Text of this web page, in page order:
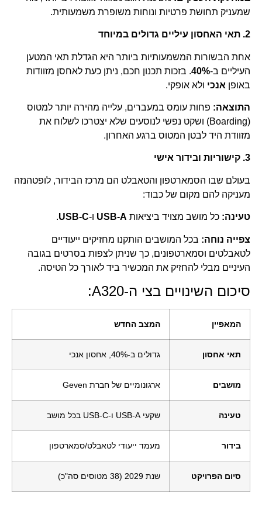
שמעניק תחושת פרטיות ונוחות משופרת משמעותית.
2. תאי האחסון עיליים גדולים במיוחד
אחת הבשורות המשמעותיות ביותר היא הגדלת תאי המטען
העיליים ב-40%. בזכות תכנון חכם, ניתן כעת לאחסן מזוודות
באופן אנכי ולא אופקי.
התוצאה: פחות עומס במעברים, עלייה מהירה יותר למטוס
(Boarding) ושקט נפשי לנוסעים שלא יצטרכו לשלוח את
מזוודת היד לבטן המטוס ברגע האחרון.
3. קישוריות ובידור אישי
בעולם שבו הסמארטפון והטאבלט הם מרכז הבידור, לופטהנזה
מעניקה להם מקום של כבוד:
טעינה: כל מושב מצויד ביציאות USB-A ו-USB-C
.
צפייה נוחה: בכל המושבים הותקנו מחזיקים ייעודיים
לטאבלטים וסמארטפונים, כך שניתן לצפות בסרטים בגובה
העיניים מבלי להחזיק את המכשיר ביד לאורך כל הטיסה.
סיכום השינויים בצי ה-A320:
המאפיין המצב החדש
תאי אחסון גדולים ב-40%, אחסון אנכי
מושבים ארגונומיים של חברת Geven
טעינה שקעי USB-A ו-USB-C בכל מושב
בידור מעמד ייעודי לטאבלט/סמארטפון
סיום הפרויקט שנת 2029 (38 מטוסים סה"כ)